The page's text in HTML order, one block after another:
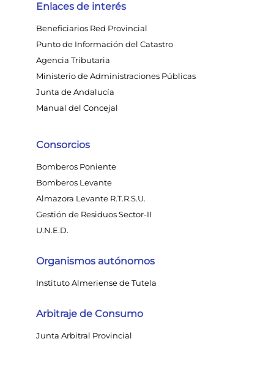
Enlaces de interés
Beneficiarios Red Provincial
Punto de Información del Catastro
Agencia Tributaria
Ministerio de Administraciones Públicas
Junta de Andalucía
Manual del Concejal
Consorcios
Bomberos Poniente
Bomberos Levante
Almazora Levante R.T.R.S.U.
Gestión de Residuos Sector-II
U.N.E.D.
Organismos autónomos
Instituto Almeriense de Tutela
Arbitraje de Consumo
Junta Arbitral Provincial